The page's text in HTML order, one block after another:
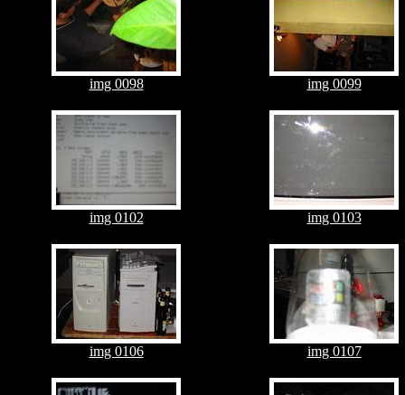
img 0098 img 0099
img 0102 img 0103
img 0106 img 0107